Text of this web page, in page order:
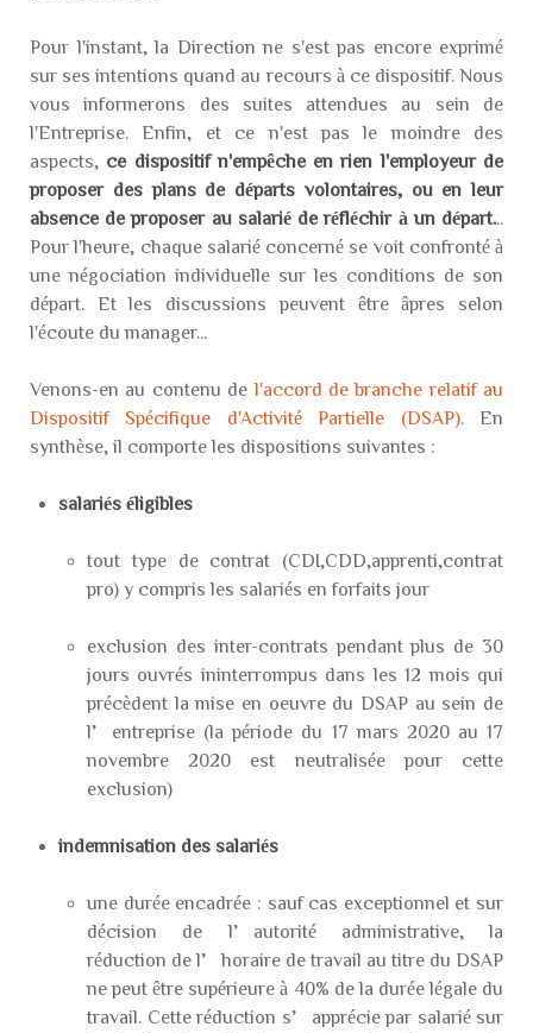
Pour l'instant, la Direction ne s'est pas encore exprimé
sur ses intentions quand au recours à ce dispositif. Nous
vous informerons des suites attendues au sein de
l'Entreprise. Enfin, et ce n'est pas le moindre des
aspects, ce dispositif n'empêche en rien l'employeur de
proposer des plans de départs volontaires, ou en leur
absence de proposer au salarié de réfléchir à un départ.
Pour l'heure, chaque salarié concerné se voit confronté à
une négociation individuelle sur les conditions de son
départ. Et les discussions peuvent être âpres selon
l'écoute du manager...
Venons-en au contenu del'accord de branche relatif au
Dispositif Spécifique d'Activité Partielle (DSAP). En
synthèse, il comporte les dispositions suivantes :
salariés éligibles
tout type de contrat (CDI,CDD,apprenti,contrat
pro) y compris les salariés en forfaits jour
exclusion des inter-contrats pendant plus de 30
jours ouvrés ininterrompus dans les 12 mois qui
précèdent la mise en oeuvre du DSAP au sein de
l’entreprise (la période du 17 mars 2020 au 17
novembre 2020 est neutralisée pour cette
exclusion)
indemnisation des salariés
une durée encadrée : sauf cas exceptionnel et sur
décision de l’autorité administrative, la
réduction de l’horaire de travail au titre du DSAP
ne peut être supérieure à 40% de la durée légale du
travail. Cette réduction s’apprécie par salarié sur